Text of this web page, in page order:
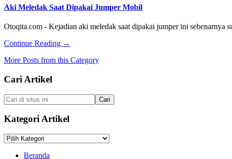
Mesin
Mobil
Ndut-
Ndutan
Mobil
Injeksi
Aki Meledak Saat Dipakai Jumper Mobil
Otoqita.com - Kejadian aki meledak saat dipakai jumper ini sebenarnya
Continue Reading about
Meledak
Mobil
→
More Posts from this Category
Footer
Cari Artikel
Cari
di
situs
ini
Kategori Artikel
Kategori
Beranda